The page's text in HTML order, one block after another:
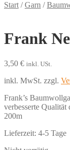
Start /Garn /
Frank
3,50 € inkl. USt.
inkl. MwSt. zzgl.
Frank’s
verbesserte
200m
Lieferzeit: 4-5 Tage